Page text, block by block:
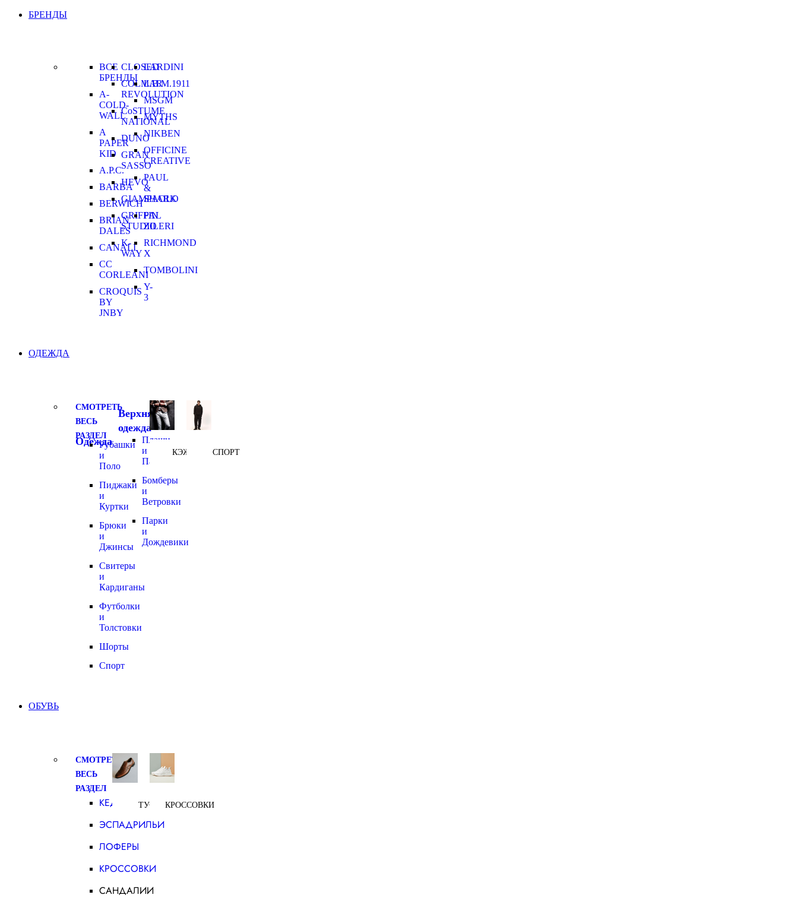
БРЕНДЫ
ВСЕ
БРЕНДЫ
A-
COLD-
WALL
A
PAPER
KID
A.P.C.
BARBA
BERWICH
BRIAN
DALES
CANALI
CC
CORLEANI
CROQUIS
BY
JNBY
CLOSED
COLMAR
REVOLUTION
CoSTUME
NATIONAL
DUNO
GRAN
SASSO
HEVO
GIAMPAOLO
GRIFFIN
STUDIO
K-
WAY
LARDINI
L.B.M.1911
MSGM
MYTHS
NIKBEN
OFFICINE
CREATIVE
PAUL
&
SHARK
PAL
ZILERI
RICHMOND
X
TOMBOLINI
Y-
3
ОДЕЖДА
СМОТРЕТЬ
ВЕСЬ
РАЗДЕЛ
ОдеждаРубашки
и
Поло
Пиджаки
и
Куртки
Брюки
и
Джинсы
Свитеры
и
Кардиганы
Футболки
и
Толстовки
Шорты
Спорт
Верхняя
одежда
Плащи
и
Пальто
Бомберы
и
Ветровки
Парки
и
Дождевики
КЭЖУАЛ СПОРТ
ОБУВЬ
СМОТРЕТЬ
ВЕСЬ
РАЗДЕЛ
КЕДЫ
ЭСПАДРИЛЬИ
ЛОФЕРЫ
КРОССОВКИ
САНДАЛИИ
ТУФЛИКРОССОВКИ